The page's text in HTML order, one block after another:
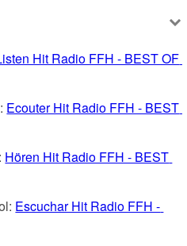
Hit Radio FFH - BEST OF
Ecouter Hit Radio FFH - BEST
Hören Hit Radio FFH - BEST
Escuchar Hit Radio FFH -